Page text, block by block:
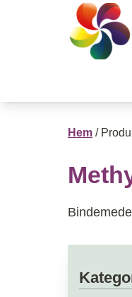
Hoppa till innehåll
Till
Hem /
Bindemedel